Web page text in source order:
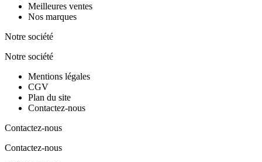
Meilleures ventes
Nos marques
Notre société
Notre société
Mentions légales
CGV
Plan du site
Contactez-nous
Contactez-nous
Contactez-nous